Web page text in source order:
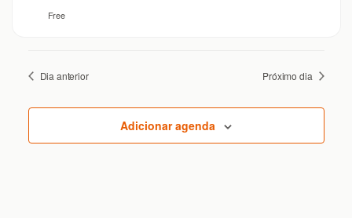
Free
Dia anterior Próximo dia
Adicionar agenda